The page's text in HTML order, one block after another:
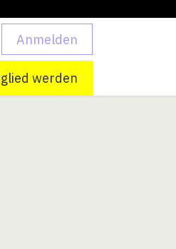
Anmelden
werden